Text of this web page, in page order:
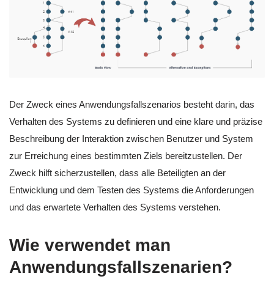
Der Zweck eines Anwendungsfallszenarios besteht darin, das
Verhalten des Systems zu definieren und eine klare und präzise
Beschreibung der Interaktion zwischen Benutzer und System
zur Erreichung eines bestimmten Ziels bereitzustellen. Der
Zweck hilft sicherzustellen, dass alle Beteiligten an der
Entwicklung und dem Testen des Systems die Anforderungen
und das erwartete Verhalten des Systems verstehen.
Wie verwendet man
Anwendungsfallszenarien?